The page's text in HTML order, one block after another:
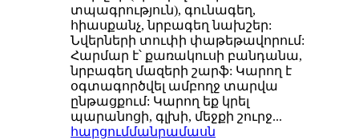
տպագրություն), գունագեղ,
հիասքանչ, նրբագեղ նախշեր:
Նվերների տուփի փաթեթավորում:
Հարմար է՝ քառակուսի բանդանա,
նրբագեղ մազերի շարֆ: Կարող է
օգտագործվել ամբողջ տարվա
ընթացքում: Կարող եք կրել
պարանոցի, գլխի, մեջքի շուրջ...
հարցումմանրամասն